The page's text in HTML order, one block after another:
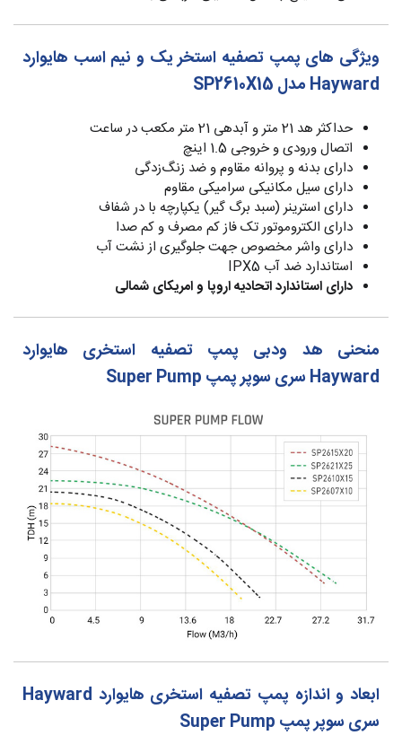
ویژگی های پمپ تصفیه استخر یک و نیم اسب هایوارد
Hayward مدل SP2610X15
حداکثر هد 21 متر و آبدهی 21 متر مکعب در ساعت
اتصال ورودی و خروجی 1.5 اینچ
دارای بدنه و پروانه مقاوم و ضد زنگ‌زدگی
دارای سیل مکانیکی سرامیکی مقاوم
دارای استرینر (سبد برگ گیر) یکپارچه با در شفاف
دارای الکتروموتور تک فاز کم مصرف و کم صدا
دارای واشر مخصوص جهت جلوگیری از نشت آب
استاندارد ضد آب IPX5
دارای استاندارد اتحادیه اروپا و امریکای شمالی
منحنی هد ودبی پمپ تصفیه استخری هایوارد
Hayward سری سوپر پمپ Super Pump
ابعاد و اندازه پمپ تصفیه استخری هایوارد Hayward
سری سوپر پمپ Super Pump